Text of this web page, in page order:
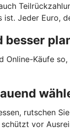
ist. Jeder
besser
Online-Käufe
rutschen
vor